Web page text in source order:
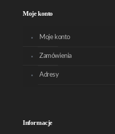
Moje konto
Moje konto
Zamówienia
Adresy
Informacje